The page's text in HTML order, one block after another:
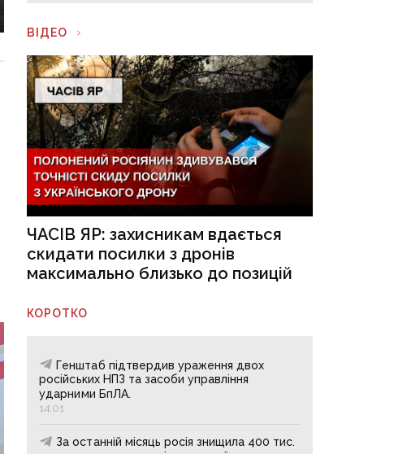
ВІДЕО
ЧАСІВ ЯР: захисникам вдається
скидати посилки з дронів
максимально близько до позицій
КОРОТКО
Генштаб підтвердив ураження двох
російських НПЗ та засоби управління
ударними БпЛА.
14:01
За останній місяць росія знищила 400 тис.